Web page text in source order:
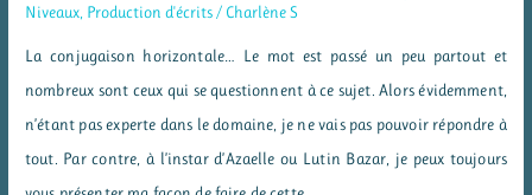
Niveaux Production d'écrits / Charlène S
La conjugaison horizontale… Le mot est passé un peu partout et
nombreux sont ceux qui se questionnent à ce sujet. Alors évidemment,
n’étant pas experte dans le domaine, je ne vais pas pouvoir répondre à
tout. Par contre, à l’instar d’Azaelle ou Lutin Bazar, je peux toujours